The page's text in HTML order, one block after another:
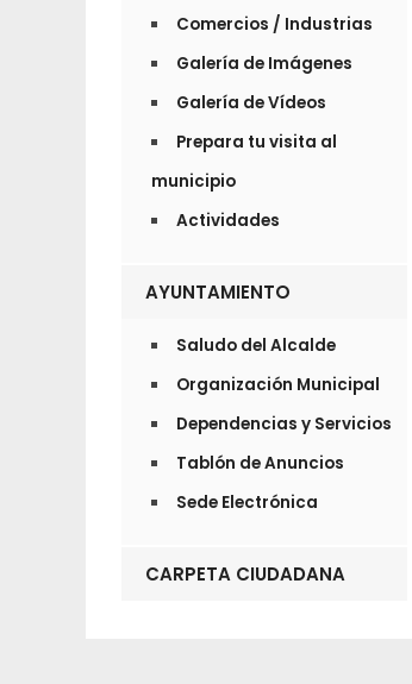
Comercios / Industrias
Galería de Imágenes
Galería de Vídeos
Prepara tu visita al
municipio
Actividades
AYUNTAMIENTO
Saludo del Alcalde
Organización Municipal
Dependencias y Servicios
Tablón de Anuncios
Sede Electrónica
CARPETA CIUDADANA